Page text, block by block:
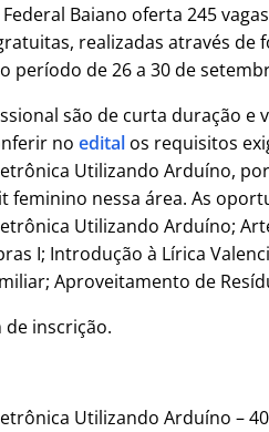
Baiano oferta 245
realizadas através
período de 26 a 30 de
são de curta duração e
no editalos requisitos
Utilizando Arduíno,
feminino nessa área. As
Utilizando Arduíno;
I; Introdução à Lírica
Aproveitamento de
de inscrição.
Utilizando Arduíno –